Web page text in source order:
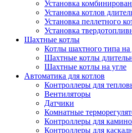
Установка
Установка котлов
Установка пеллетного
Установка
Шахтные котлы
Котлы шахтного типа на
Шахтные котлы
Шахтные котлы на угле
Автоматика для котлов
Контроллеры для
Вентиляторы
Датчики
Комнатные
Контроллеры для
Контроллеры для